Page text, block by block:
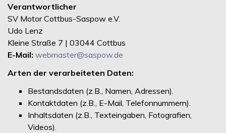
Verantwortlicher
SV Motor Cottbus-Saspow e.V.
Udo Lenz
Kleine Straße 7 | 03044 Cottbus
E-Mail: webmaster@saspow.de
Arten der verarbeiteten Daten:
Bestandsdaten (z.B., Namen, Adressen).
Kontaktdaten (z.B., E-Mail, Telefonnummern).
Inhaltsdaten (z.B., Texteingaben, Fotografien,
Videos).